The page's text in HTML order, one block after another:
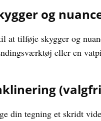
og
at tilføje skygger og
eller en
din tegning et skridt